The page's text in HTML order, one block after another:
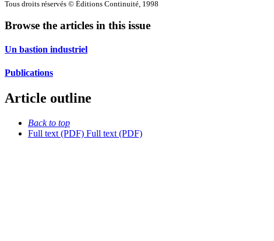
Tous droits réservés © Éditions Continuité, 1998
Browse the articles in this issue
Un bastion industriel
Publications
Article outline
Back to top
Full text (PDF) Full text (PDF)